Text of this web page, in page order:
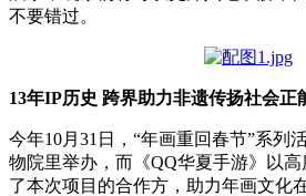
不要错过。
13年IP历史 跨界助力非遗传扬社会正
今年10月31日，“年画重回春节”系列
物院里举办，而《QQ华夏手游》以
了本次项目的合作方，助力年画文化